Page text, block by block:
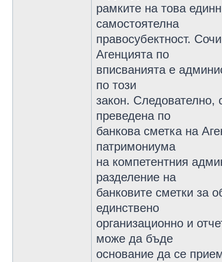
рамките на това
самостоятелна
правосубектност.
Агенцията по
вписванията е
по този
закон. Следователно,
преведена по
банкова сметка на
патримониума
на компетентния
разделение на
банковите сметки за
единствено
организационно и
може да бъде
основание да се